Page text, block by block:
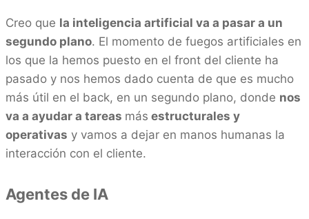
Creo que la inteligencia artificial va a pasar a un
segundo plano. El momento de fuegos artificiales en
los que la hemos puesto en el front del cliente ha
pasado y nos hemos dado cuenta de que es mucho
más útil en el back, en un segundo plano, donde nos
va a ayudar a tareas más estructurales y
operativas y vamos a dejar en manos humanas la
interacción con el cliente.
Agentes de IA